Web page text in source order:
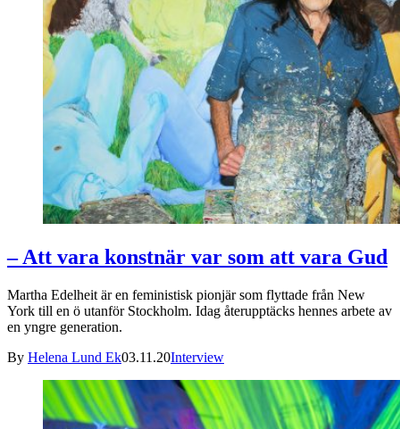
– Att vara konstnär var som att vara Gud
Martha Edelheit är en feministisk pionjär som flyttade från New
York till en ö utanför Stockholm. Idag återupptäcks hennes arbete av
en yngre generation.
By Helena Lund Ek03.11.20Interview